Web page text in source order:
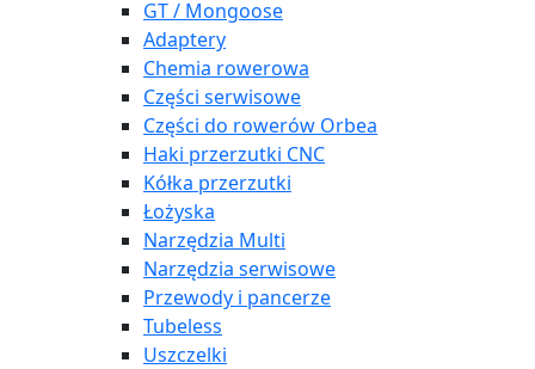
GT / Mongoose
Adaptery
Chemia rowerowa
Części serwisowe
Części do rowerów Orbea
Haki przerzutki CNC
Kółka przerzutki
Łożyska
Narzędzia Multi
Narzędzia serwisowe
Przewody i pancerze
Tubeless
Uszczelki